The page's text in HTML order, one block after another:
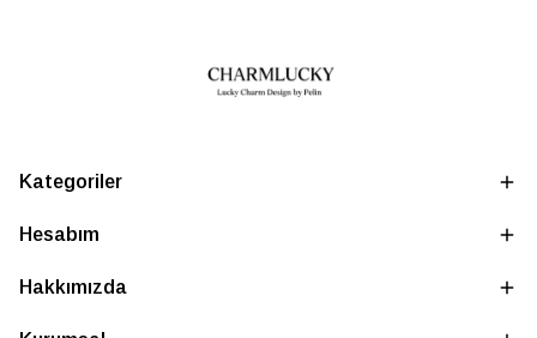
Kategoriler
Hesabım
Hakkımızda